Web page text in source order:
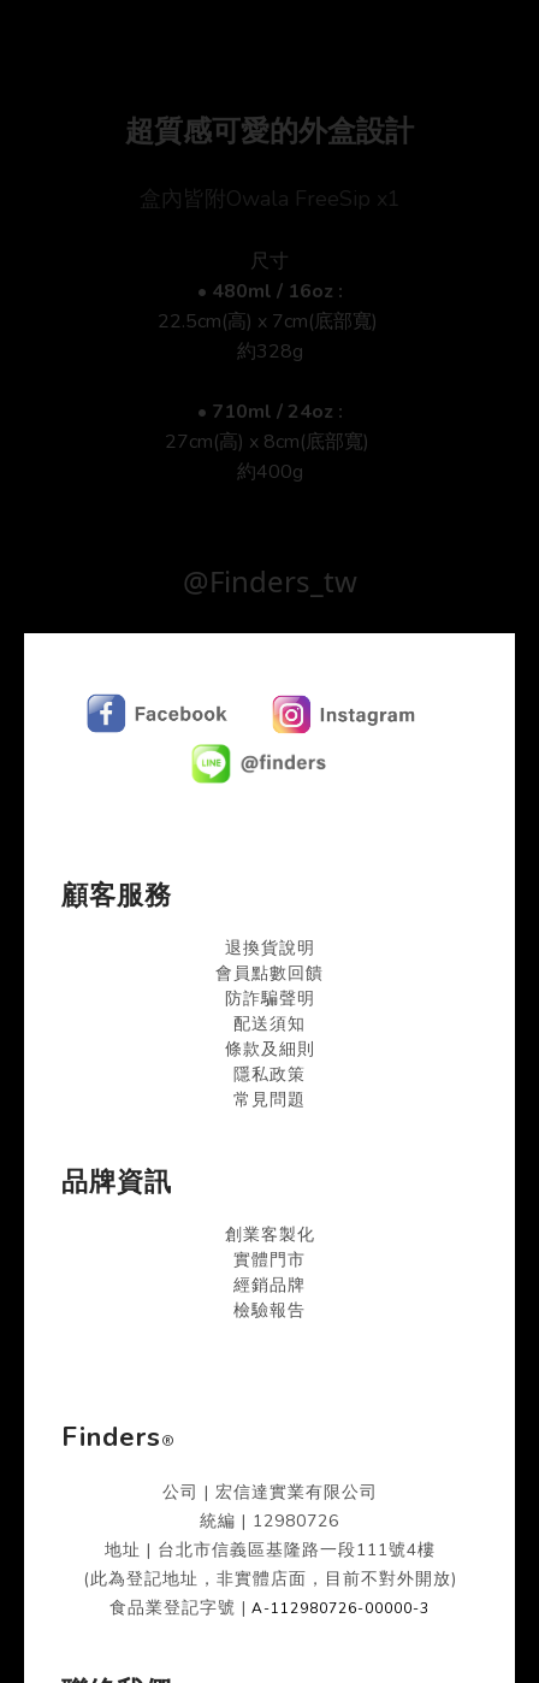
超質感可愛的外盒設計
盒內皆附Owala FreeSip x1
尺寸
• 480ml / 16oz :
22.5cm(高) x 7cm(底部寬)
約328g
• 710ml / 24oz :
27cm(高) x 8cm(底部寬)
約400g
@Finders_tw
顧客服務
退換貨說明
會員點數回饋
防詐騙聲明
配送須知
條款及細則
隱私政策
常見問題
品牌資訊
創業客製化
實體門市
經銷品牌
檢驗報告
Finders®
公司 | 宏信達實業有限公司
統編 | 12980726
地址 | 台北市信義區基隆路一段111號4樓
(此為登記地址，非實體店面，目前不對外開放)
食品業登記字號 | A-112980726-00000-3